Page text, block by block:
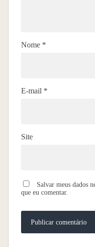
Nome *
E-mail *
Site
Salvar meus dados
que eu comentar.